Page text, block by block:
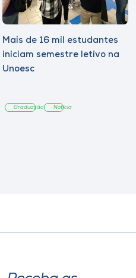
Mais de 16 mil estudantes
iniciam semestre letivo na
Unoesc
Graduação Notícia